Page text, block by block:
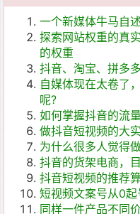
一个新媒体牛马自
探索网站权重的真
的权重
抖音、淘宝、拼多
自媒体现在太卷了
呢?
如何掌握抖音的流
做抖音短视频的大
为什么很多人觉得
抖音的货架电商，
抖音短视频的推荐
短视频文案号从0
同样一件产品不同